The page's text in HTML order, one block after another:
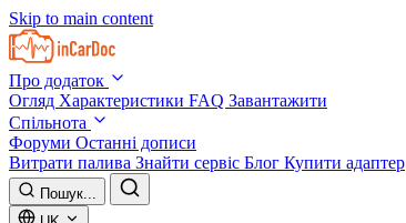
Skip to main content
Про додаток
Огляд Характеристики FAQ Завантажити
Спільнота
Форуми Останні дописи
Витрати палива Знайти сервіс Блог Купити адаптер
Пошук...